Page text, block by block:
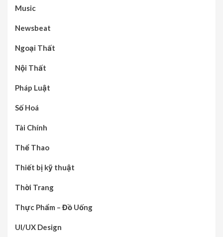
Music
Newsbeat
Ngoại Thất
Nội Thất
Pháp Luật
Số Hoá
Tài Chính
Thể Thao
Thiết bị kỹ thuật
Thời Trang
Thực Phẩm – Đồ Uống
UI/UX Design